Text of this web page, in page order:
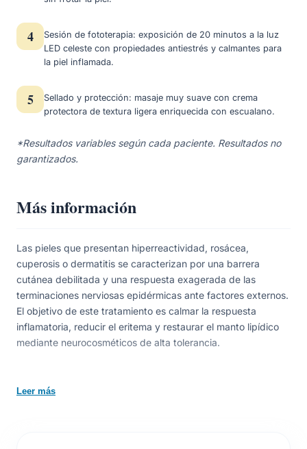
4
Sesión de fototerapia: exposición de 20 minutos a la luz
LED celeste con propiedades antiestrés y calmantes para
la piel inflamada.
5
Sellado y protección: masaje muy suave con crema
protectora de textura ligera enriquecida con escualano.
*Resultados variables según cada paciente. Resultados no
garantizados.
Más información
Las pieles que presentan hiperreactividad, rosácea,
cuperosis o dermatitis se caracterizan por una barrera
cutánea debilitada y una respuesta exagerada de las
terminaciones nerviosas epidérmicas ante factores externos.
El objetivo de este tratamiento es calmar la respuesta
inflamatoria, reducir el eritema y restaurar el manto lipídico
mediante neurocosméticos de alta tolerancia.
Parámetros Técnicos y Perfil de Activos
Leer más